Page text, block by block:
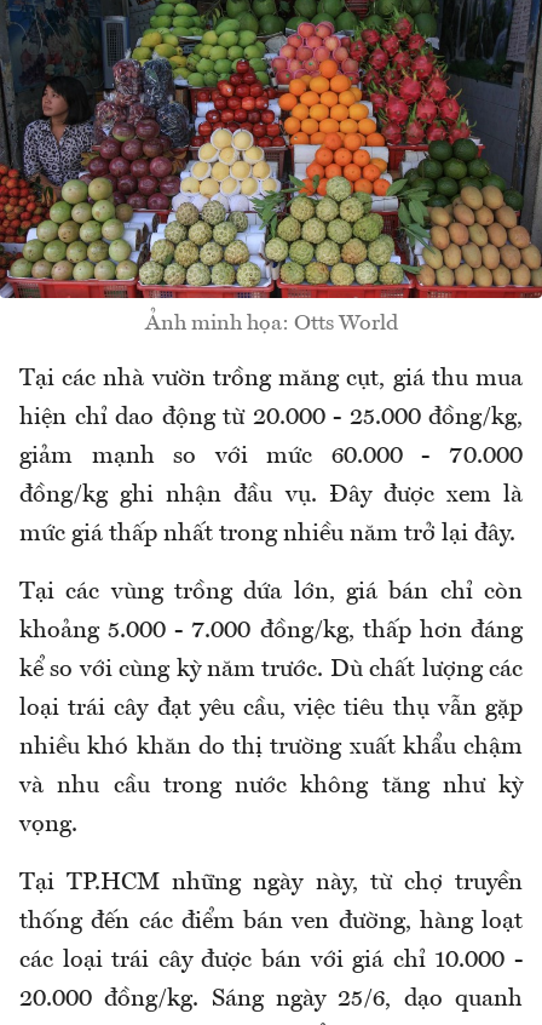
Ảnh minh họa: Otts World
Tại các nhà vườn trồng măng cụt, giá thu mua
hiện chỉ dao động từ 20.000 - 25.000 đồng/kg,
giảm mạnh so với mức 60.000 - 70.000
đồng/kg ghi nhận đầu vụ. Đây được xem là
mức giá thấp nhất trong nhiều năm trở lại đây.
Tại các vùng trồng dứa lớn, giá bán chỉ còn
khoảng 5.000 - 7.000 đồng/kg, thấp hơn đáng
kể so với cùng kỳ năm trước. Dù chất lượng các
loại trái cây đạt yêu cầu, việc tiêu thụ vẫn gặp
nhiều khó khăn do thị trường xuất khẩu chậm
và nhu cầu trong nước không tăng như kỳ
vọng.
Tại TP.HCM những ngày này, từ chợ truyền
thống đến các điểm bán ven đường, hàng loạt
các loại trái cây được bán với giá chỉ 10.000 -
20.000 đồng/kg. Sáng ngày 25/6, dạo quanh